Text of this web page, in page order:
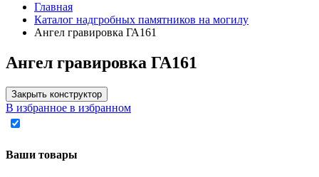
Главная
Каталог надгробных памятников на могилу
Ангел гравировка ГА161
Ангел гравировка ГА161
Закрыть конструктор
В избранное в избранном
Ваши товары